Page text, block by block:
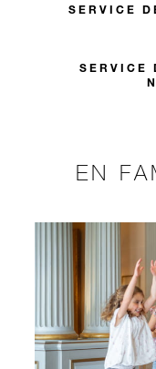
SERVICE
SERVICE
EN